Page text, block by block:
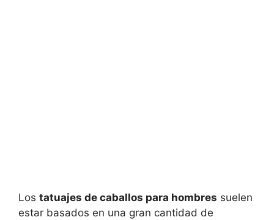
Los tatuajes de caballos para hombres suelen
estar basados en una gran cantidad de